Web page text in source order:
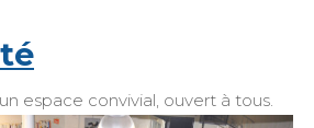
espace convivial, ouvert à tous.